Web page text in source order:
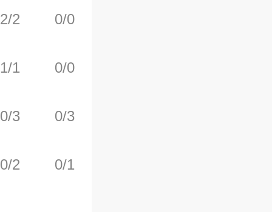
2/2
1/1
0/3
0/2
0/0
0/0
0/3
0/1